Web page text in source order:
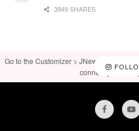
3949 SHARES
Go to the Customizer > JNews : Social,
connect your